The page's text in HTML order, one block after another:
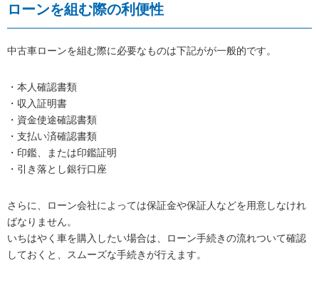
ローンを組む際の利便性
中古車ローンを組む際に必要なものは下記がが一般的です。
・本人確認書類
・収入証明書
・資金使途確認書類
・支払い済確認書類
・印鑑、または印鑑証明
・引き落とし銀行口座
さらに、ローン会社によっては保証金や保証人などを用意しなけれ
ばなりません。
いちはやく車を購入したい場合は、ローン手続きの流れついて確認
しておくと、スムーズな手続きが行えます。